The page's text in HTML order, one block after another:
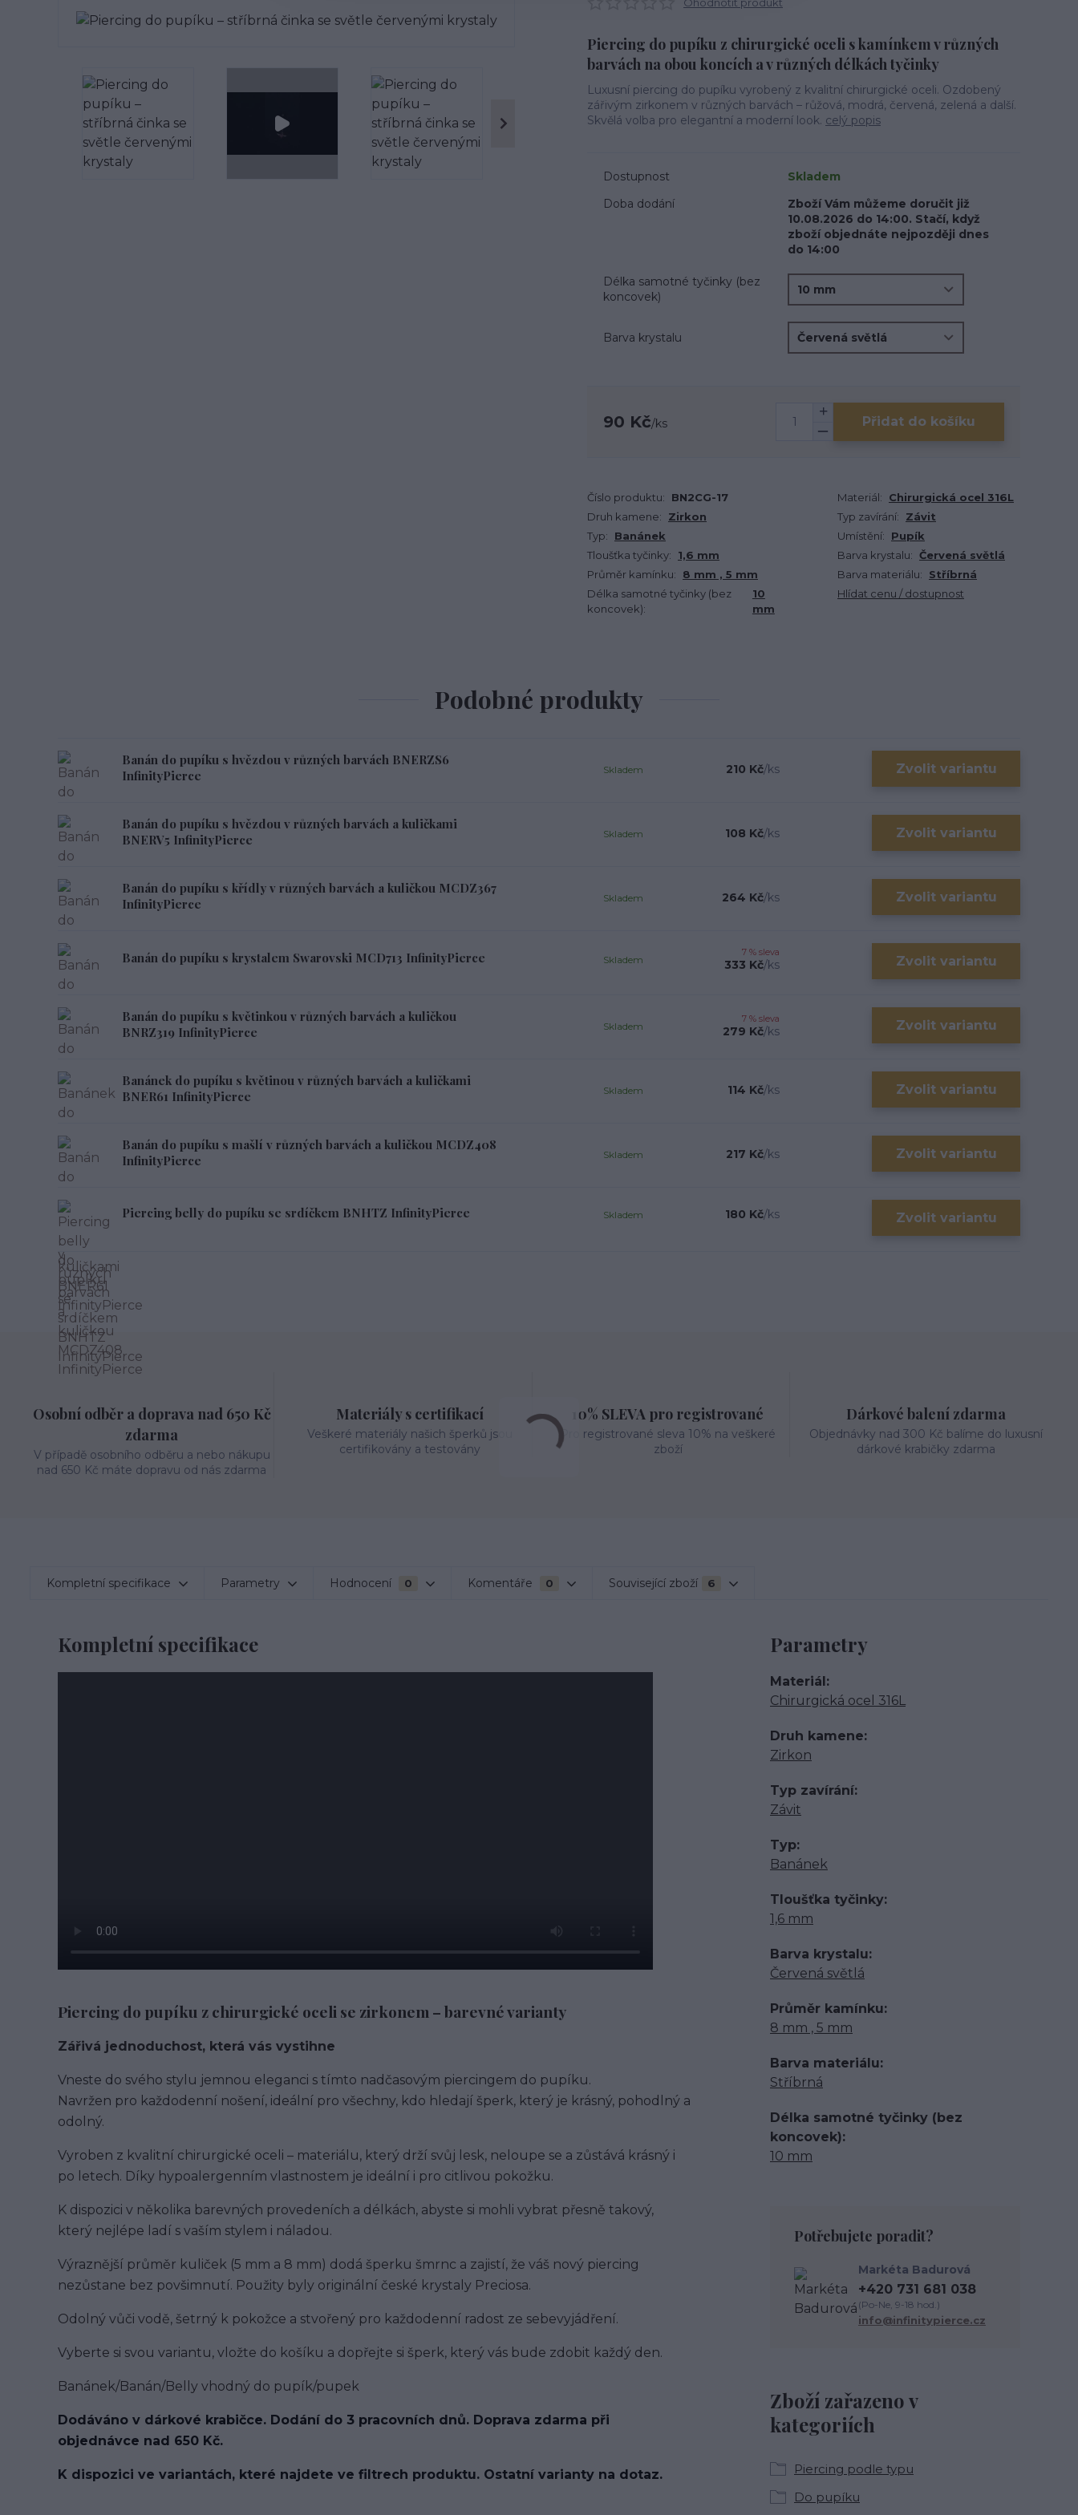
Piercing do pupíku z chirurgické oceli s kamínkem v různých
barvách na obou koncích a v různých délkách tyčinky
Luxusní piercing do pupíku vyrobený z kvalitní chirurgické oceli. Ozdobený
zářivým zirkonem v různých barvách – růžová, modrá, červená, zelená a další.
Skvělá volba pro elegantní a moderní look. celý popis
Dostupnost
Skladem
Doba dodání
Zboží Vám můžeme doručit již
10.08.2026 do 14:00. Stačí, když
zboží objednáte nejpozději dnes
do 14:00
Délka samotné tyčinky (bez
koncovek)
Barva krystalu
90 Kč/ks Přidat do košíku
Číslo produktu: BN2CG-17 Materiál:
Chirurgická ocel 316L
Druh kamene:
Zirkon Typ zavírání:
Závit
Typ:
Banánek Umístění:
Pupík
Tloušťka tyčinky:
1,6 mm Barva krystalu: Červená světlá
Průměr kamínku:
8 mm , 5 mm Barva materiálu:
Stříbrná
Délka samotné tyčinky (bez
koncovek):
10
mm
Hlídat cenu / dostupnost
Podobné produkty
Banán do pupíku s hvězdou v různých barvách BNERZS6
InfinityPierce
210 Kč/ks
Skladem Zvolit variantu
Banán do pupíku s hvězdou v různých barvách a kuličkami
BNERV5 InfinityPierce
108 Kč/ks
Skladem Zvolit variantu
Banán do pupíku s křídly v různých barvách a kuličkou MCDZ367
InfinityPierce
264 Kč/ks
Skladem Zvolit variantu
Banán do pupíku s krystalem Swarovski MCD713 InfinityPierce 7 % sleva
333 Kč/ks
Skladem Zvolit variantu
Banán do pupíku s květinkou v různých barvách a kuličkou
BNRZ319 InfinityPierce
7 % sleva
279 Kč/ks
Skladem Zvolit variantu
Banánek do pupíku s květinou v různých barvách a kuličkami
BNER61 InfinityPierce
114 Kč/ks
Skladem Zvolit variantu
Banán do pupíku s mašlí v různých barvách a kuličkou MCDZ408
InfinityPierce
217 Kč/ks
Skladem Zvolit variantu
Piercing belly do pupíku se srdíčkem BNHTZ InfinityPierce 180 Kč/ks
Skladem Zvolit variantu
Osobní odběr a doprava nad 650 Kč
zdarma
V případě osobního odběru a nebo nákupu
nad 650 Kč máte dopravu od nás zdarma
Materiály s certifikací
Veškeré materiály našich šperků jsou
certifikovány a testovány
10% SLEVA pro registrované
Pro registrované sleva 10% na veškeré
zboží
Dárkové balení zdarma
Objednávky nad 300 Kč balíme do luxusní
dárkové krabičky zdarma
Kompletní specifikace Parametry Hodnocení 0 Komentáře 0 Související zboží 6
Kompletní specifikace
Piercing do pupíku z chirurgické oceli se zirkonem – barevné varianty
Zářivá jednoduchost, která vás vystihne
Vneste do svého stylu jemnou eleganci s tímto nadčasovým piercingem do pupíku.
Navržen pro každodenní nošení, ideální pro všechny, kdo hledají šperk, který je krásný, pohodlný a
odolný.
Vyroben z kvalitní chirurgické oceli – materiálu, který drží svůj lesk, neloupe se a zůstává krásný i
po letech. Díky hypoalergenním vlastnostem je ideální i pro citlivou pokožku.
K dispozici v několika barevných provedeních a délkách, abyste si mohli vybrat přesně takový,
který nejlépe ladí s vaším stylem i náladou.
Výraznější průměr kuliček (5 mm a 8 mm) dodá šperku šmrnc a zajistí, že váš nový piercing
nezůstane bez povšimnutí. Použity byly originální české krystaly Preciosa.
Odolný vůči vodě, šetrný k pokožce a stvořený pro každodenní radost ze sebevyjádření.
Vyberte si svou variantu, vložte do košíku a dopřejte si šperk, který vás bude zdobit každý den.
Banánek/Banán/Belly vhodný do pupík/pupek
Dodáváno v dárkové krabičce. Dodání do 3 pracovních dnů. Doprava zdarma při
objednávce nad 650 Kč.
K dispozici ve variantách, které najdete ve filtrech produktu. Ostatní varianty na dotaz.
Parametry
Materiál
Chirurgická ocel 316L
Druh kamene
Zirkon
Typ zavírání
Závit
Typ
Banánek
Tloušťka tyčinky
1,6 mm
Barva krystalu
Červená světlá
Průměr kamínku
8 mm , 5 mm
Barva materiálu
Stříbrná
Délka samotné tyčinky (bez
koncovek)
10 mm
Zboží zařazeno v
kategoriích
Piercing podle typu
Do pupíku
Potřebujete poradit?
Markéta Badurová
+420 731 681 038
(Po-Ne, 9-18 hod.)
info@infinitypierce.cz